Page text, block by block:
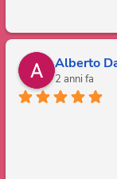
Alberto
2 anni fa